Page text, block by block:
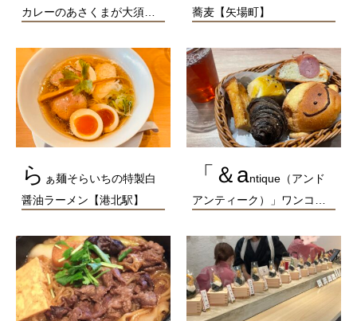
カレーのあさくまが大須…
蕎麦【矢場町】
ら ぁ麺そらいちの特製白
醤油ラーメン【港北駅】
「＆antique（アンド
アンティーク）」ワンコ…